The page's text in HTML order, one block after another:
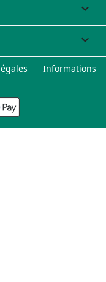

keyboard_arrow_down
Informations